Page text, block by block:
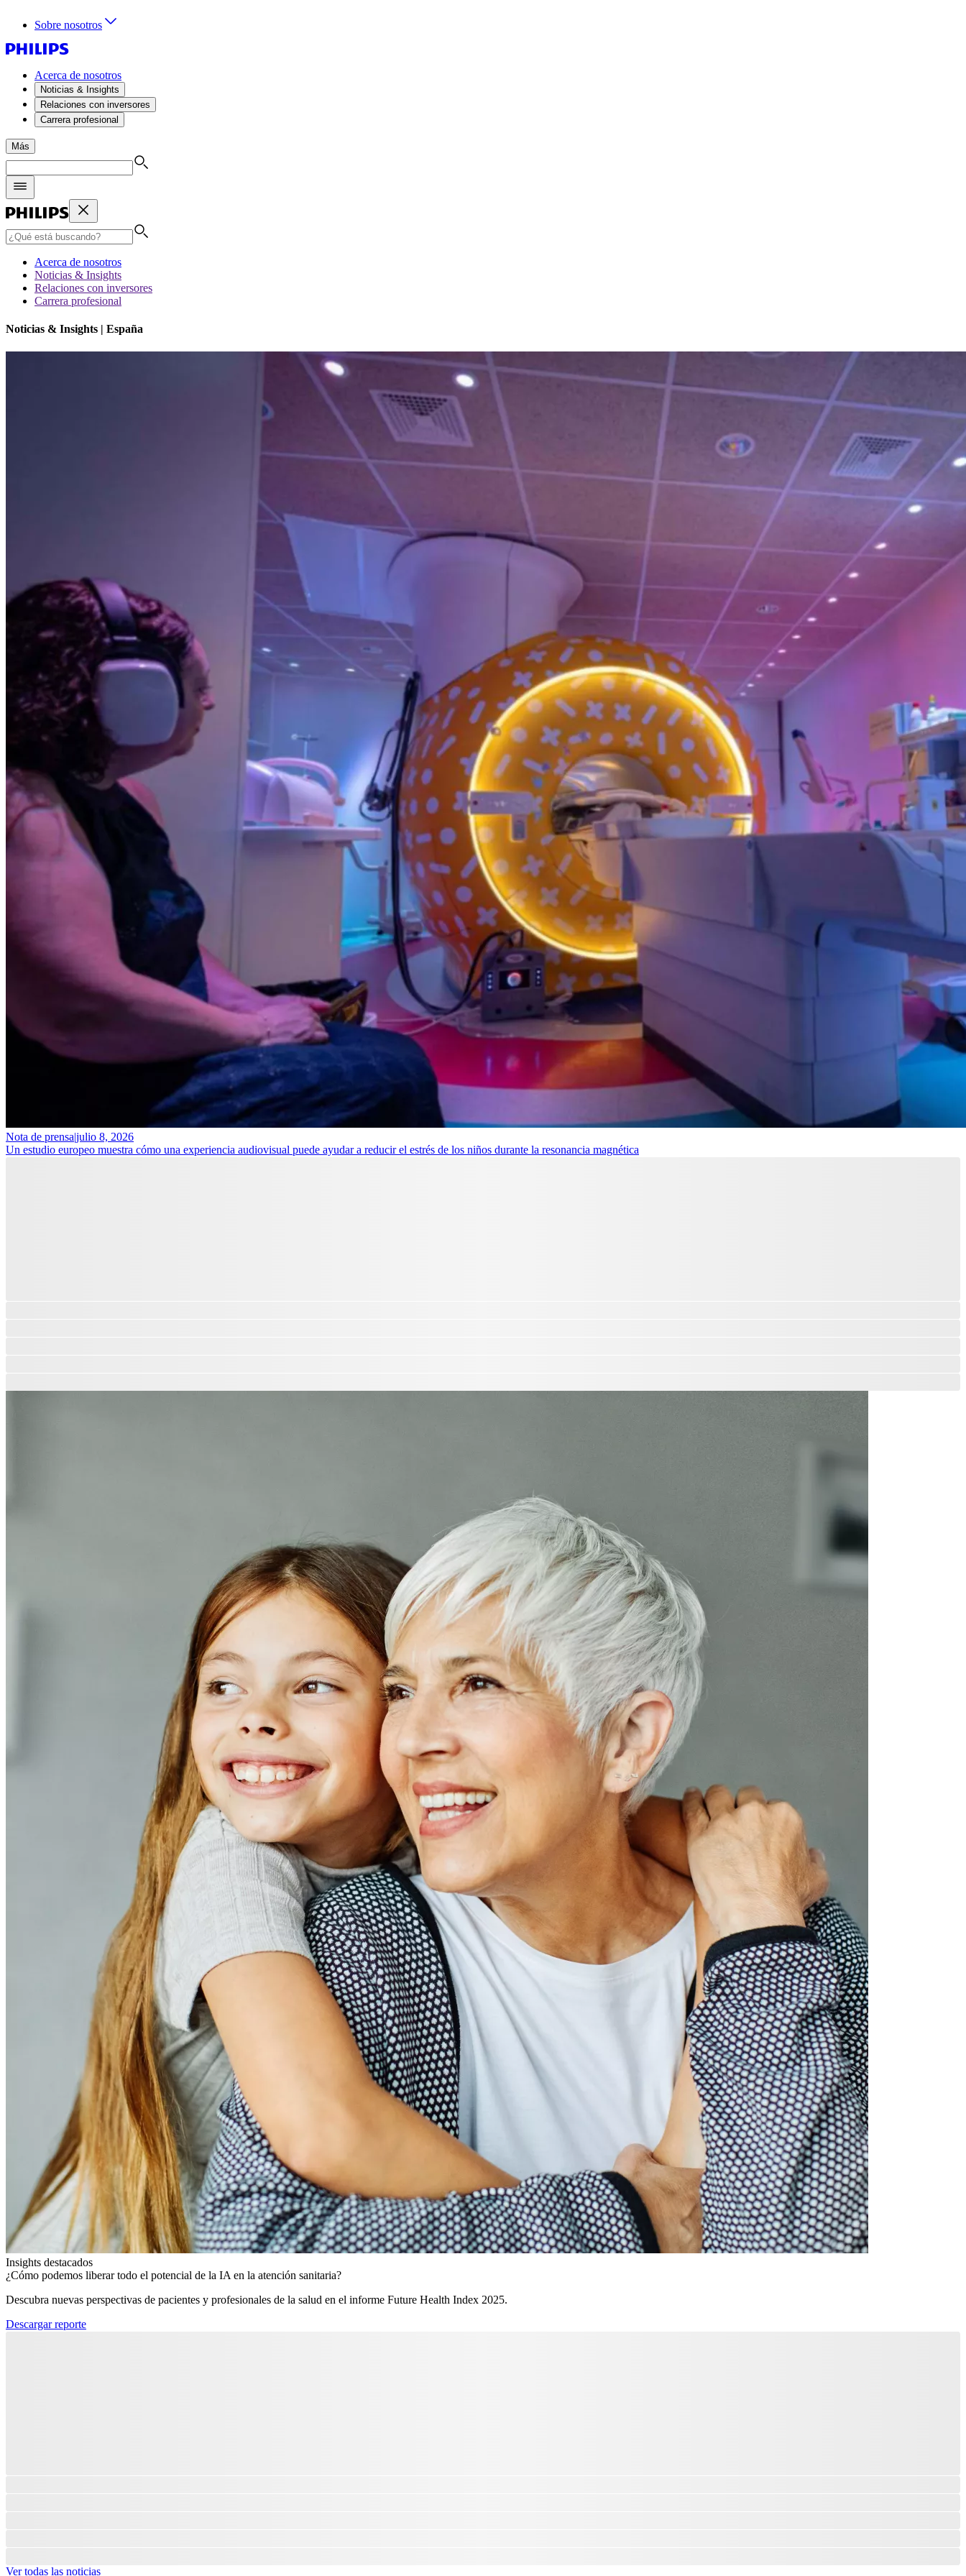
Sobre nosotros
Acerca de nosotros
Noticias & Insights
Relaciones con inversores
Carrera profesional
Más
Acerca de nosotros
Noticias & Insights
Relaciones con inversores
Carrera profesional
Noticias & Insights | España
Nota de prensa|julio 8, 2026
Un estudio europeo muestra cómo una experiencia audiovisual puede ayudar a reducir el estrés de los niños durante la resonancia magnética
Insights destacados
¿Cómo podemos liberar todo el potencial de la IA en la atención sanitaria?​
Descubra nuevas perspectivas de pacientes y profesionales de la salud en el informe Future Health Index 2025.​
Descargar reporte
Ver todas las noticias